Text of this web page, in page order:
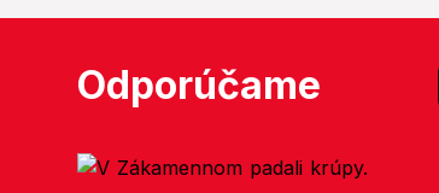
Odporúčame